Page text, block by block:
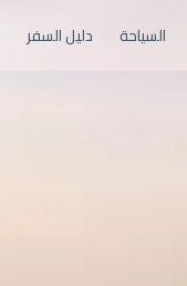
السياحة دليل السفر